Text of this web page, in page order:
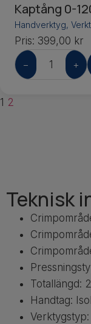
Kaptång 0-
Handverktyg,
Pris: 399,00 kr
−
+
1 2
Teknisk
Totallängd:
Handtag: